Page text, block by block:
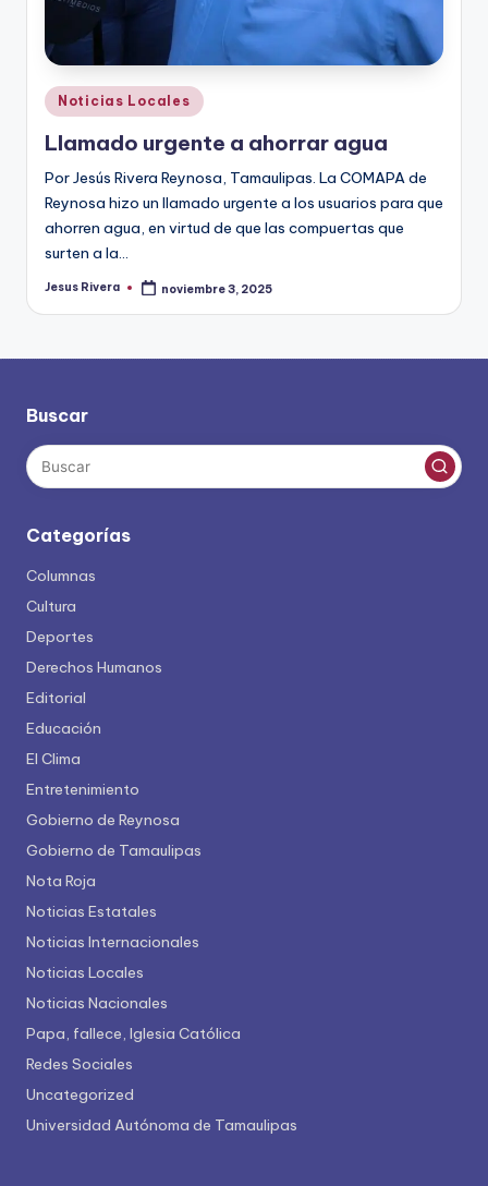
Publicado
en
Noticias Locales
Llamado urgente a ahorrar agua
Por Jesús Rivera Reynosa, Tamaulipas. La COMAPA de
Reynosa hizo un llamado urgente a los usuarios para que
ahorren agua, en virtud de que las compuertas que
surten a la…
Publicado
Jesus Rivera noviembre 3, 2025
Buscar
Categorías
Columnas
Cultura
Deportes
Derechos Humanos
Editorial
Educación
El Clima
Entretenimiento
Gobierno de Reynosa
Gobierno de Tamaulipas
Nota Roja
Noticias Estatales
Noticias Internacionales
Noticias Locales
Noticias Nacionales
Papa, fallece, Iglesia Católica
Redes Sociales
Uncategorized
Universidad Autónoma de Tamaulipas